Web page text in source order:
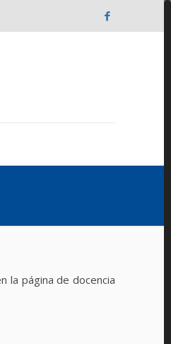
la página de docencia